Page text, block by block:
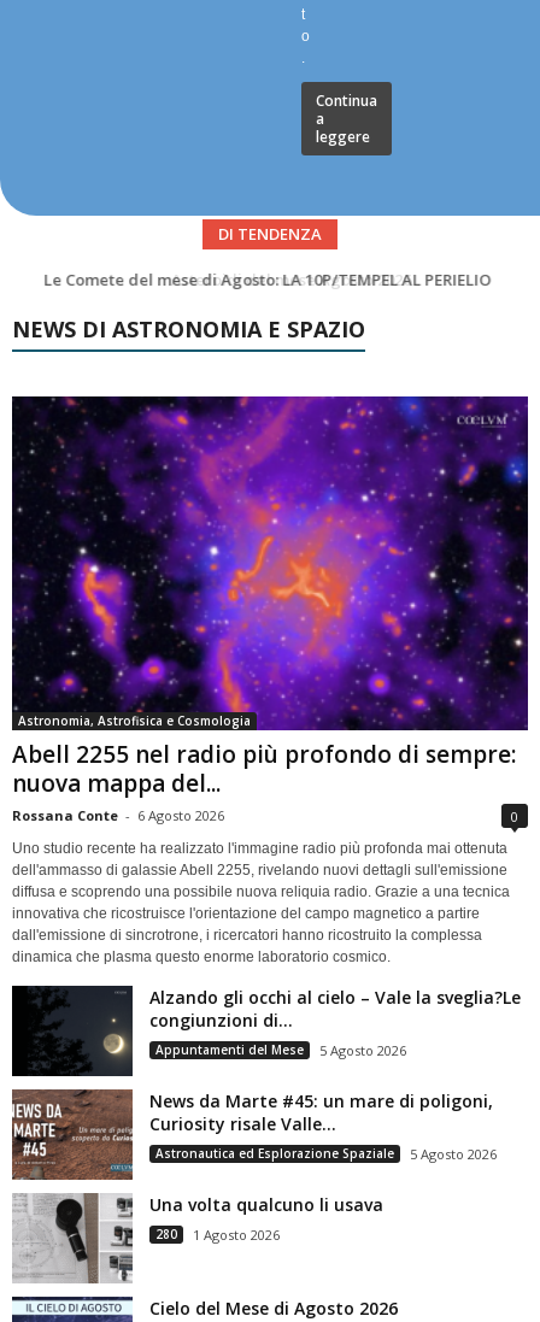
t
o
.
Continua
a
leggere
DI TENDENZA
Asteroidi del mese Agosto 2026
NEWS DI ASTRONOMIA E SPAZIO
Astronomia, Astrofisica e Cosmologia
Abell 2255 nel radio più profondo di sempre:
nuova mappa del...
Rossana Conte - 6 Agosto 2026 0
Uno studio recente ha realizzato l'immagine radio più profonda mai ottenuta
dell'ammasso di galassie Abell 2255, rivelando nuovi dettagli sull'emissione
diffusa e scoprendo una possibile nuova reliquia radio. Grazie a una tecnica
innovativa che ricostruisce l'orientazione del campo magnetico a partire
dall'emissione di sincrotrone, i ricercatori hanno ricostruito la complessa
dinamica che plasma questo enorme laboratorio cosmico.
Alzando gli occhi al cielo – Vale la sveglia?Le
congiunzioni di...
Appuntamenti del Mese 5 Agosto 2026
News da Marte #45: un mare di poligoni,
Curiosity risale Valle...
Astronautica ed Esplorazione Spaziale 5 Agosto 2026
Una volta qualcuno li usava
280 1 Agosto 2026
Cielo del Mese di Agosto 2026